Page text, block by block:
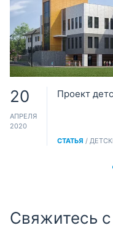
20
АПРЕЛЯ
2020
Проект
СТАТЬЯ /
Свяжитесь